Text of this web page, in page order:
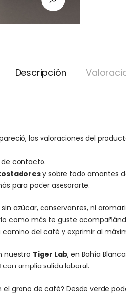
Descripción
las valoraciones del
de contacto.
y sobre todo amantes
para poder asesorarte.
azúcar, conservantes, ni
como más te guste
del café y exprimir al
nuestro Tiger Lab, en Bahía
con amplia salida laboral.
grano de café? Desde verde